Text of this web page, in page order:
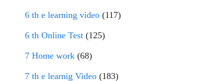
6 th e learning video (117)
6 th Online Test (125)
7 Home work (68)
7 th e learnig Video (183)